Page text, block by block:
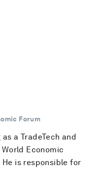
Forum
a TradeTech and
Economic
He is responsible for